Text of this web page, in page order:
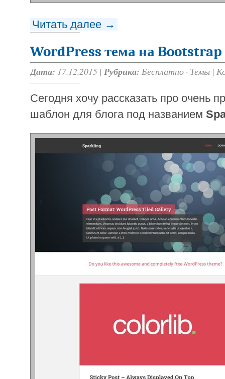
Читать далее →
WordPress тема на Bootstrap
Дата: 17.12.2015 | Рубрика: Бесплатно · Темы |
Сегодня хочу рассказать про очень
шаблон для блога под названием